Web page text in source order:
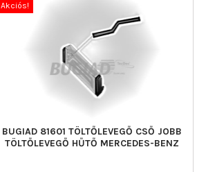
Akciós!
BUGIAD 81601 TÖLTŐLEVEGŐ CSŐ JOBB
TÖLTŐLEVEGŐ HŰTŐ MERCEDES-BENZ